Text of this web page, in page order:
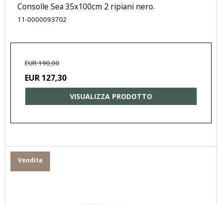
Consolle Sea 35x100cm 2 ripiani nero.
11-0000093702
EUR 190,00
EUR 127,30
VISUALIZZA PRODOTTO
Vendita